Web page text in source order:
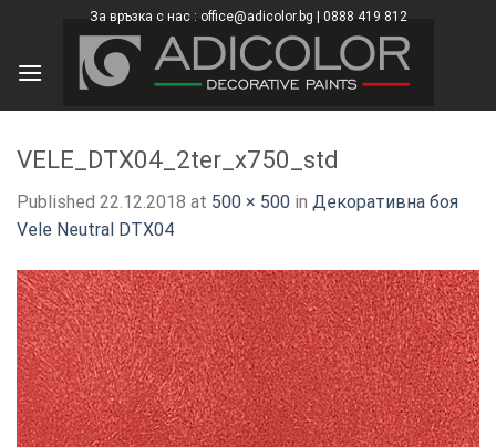
content
За връзка с нас : office@adicolor.bg | 0888 419 812
VELE_DTX04_2ter_x750_std
Published 22.12.2018 at 500 × 500 in Декоративна боя
Vele Neutral DTX04
×